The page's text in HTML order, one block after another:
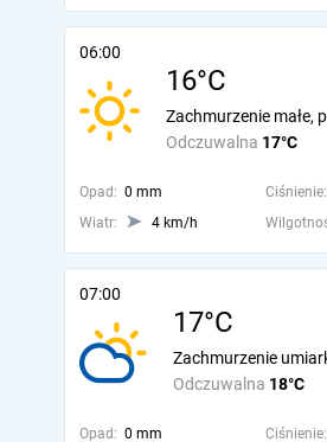
06:00
16°C
Odczuwalna 17°C
Zachmurzenie małe,
Opad: 0 mm Ciśnienie:
Wiatr:
4 km/h
07:00
17°C
Odczuwalna 18°C
Zachmurzenie
Opad: 0 mm Ciśnienie: